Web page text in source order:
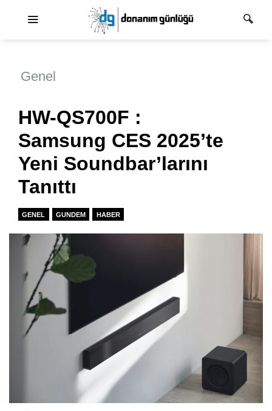
Genel
HW-QS700F :
Samsung CES 2025’te
Yeni Soundbar’larını
Tanıttı
GENEL GUNDEM HABER